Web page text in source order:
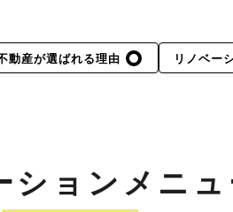
動産が選ばれる理由 リノベー
ションメニュ